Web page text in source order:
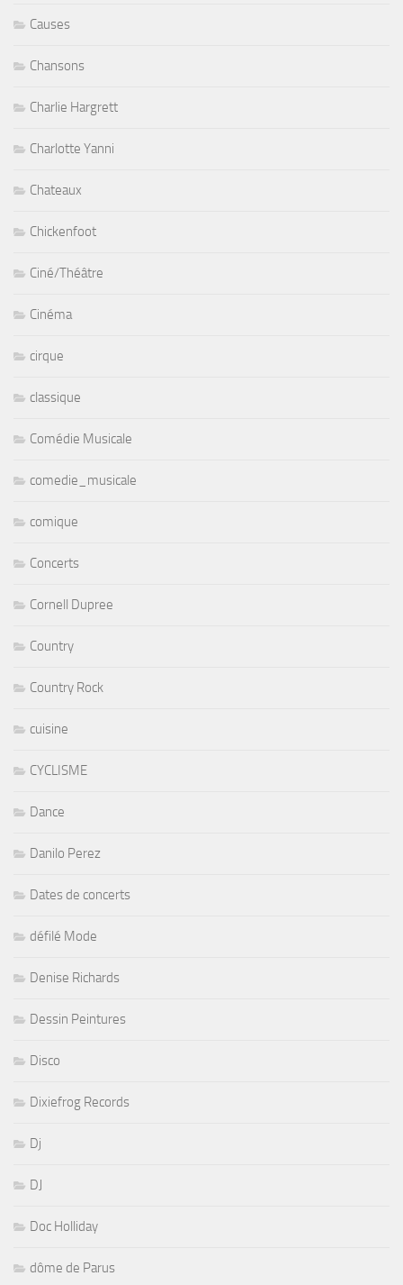
Causes
Chansons
Charlie Hargrett
Charlotte Yanni
Chateaux
Chickenfoot
Ciné/Théâtre
Cinéma
cirque
classique
Comédie Musicale
comedie_musicale
comique
Concerts
Cornell Dupree
Country
Country Rock
cuisine
CYCLISME
Dance
Danilo Perez
Dates de concerts
défilé Mode
Denise Richards
Dessin Peintures
Disco
Dixiefrog Records
Dj
DJ
Doc Holliday
dôme de Parus